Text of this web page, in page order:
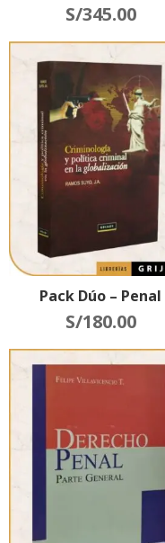
S/345.00
Pack Dúo – Penal
S/180.00